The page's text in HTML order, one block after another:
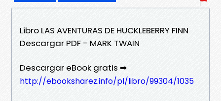
Libro LAS AVENTURAS DE HUCKLEBERRY FINN
Descargar PDF - MARK TWAIN
Descargar eBook gratis ➡
http://ebooksharez.info/pl/libro/99304/1035